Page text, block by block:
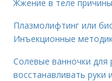
Жжение в теле
Плазмолифтинг или
Инъекционные
Солевые ванночки для
восстанавливать руки